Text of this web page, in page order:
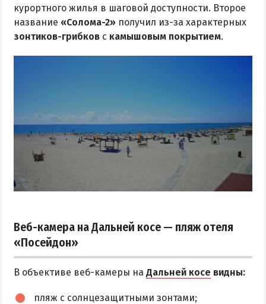
курортного жилья в шаговой доступности. Второе
название «Солома-2» получил из-за характерных
зонтиков-грибков с камышовым покрытием.
Веб-камера на Дальней косе — пляж отеля
«Посейдон»
В объективе веб-камеры на Дальней косе видны:
пляж с солнцезащитными зонтами;